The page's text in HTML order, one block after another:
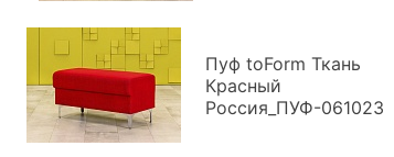
Пуф toForm Ткань
Красный
Россия_ПУФ-061023